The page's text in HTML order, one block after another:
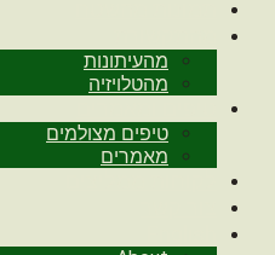
מהעיתונות
מהטלויזיה
טיפים מצולמים
מאמרים